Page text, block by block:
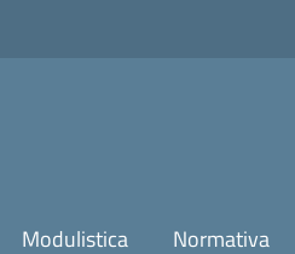
Modulistica Normativa